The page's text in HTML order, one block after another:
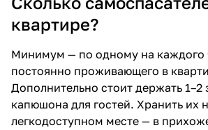
квартире?
Минимум — по одному на каждого
постоянно проживающего в
Дополнительно стоит держать 1–2
капюшона для гостей. Хранить их
легкодоступном месте — в